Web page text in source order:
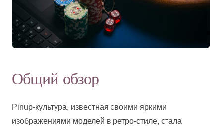
Общий обзор
Pinup-культура, известная своими яркими
изображениями моделей в ретро-стиле, стала